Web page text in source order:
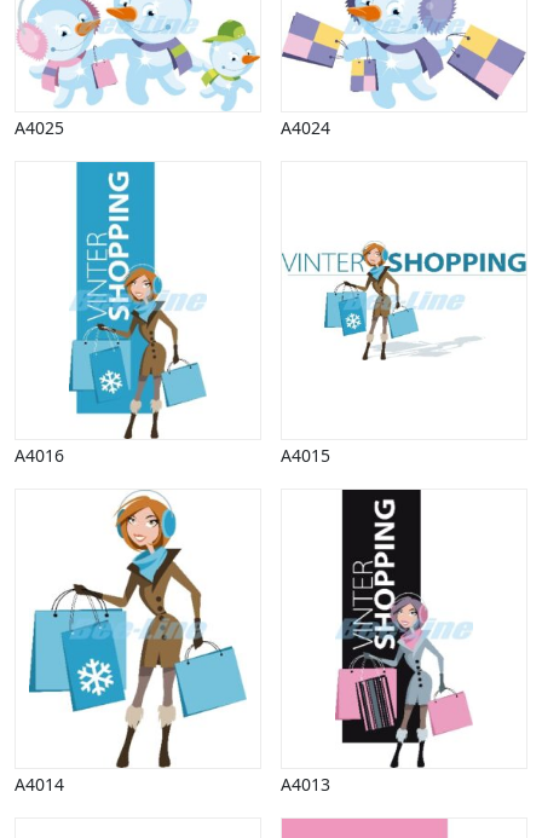
Påske
Penge, finans
Piktogrammer
Pinse
Politik, arbejdsmarked
Restauration, hotel
Scenarier
Skibe, både, søfart
Sommer
Sport
Spots
Stjernetegn, astrologi
Sundhed, sygdom
Trafik, færdsel
Uddannelse
Udsalg og andre begreber
Underholdning, kultur
A4025 A4024
A4016 A4015
A4014 A4013